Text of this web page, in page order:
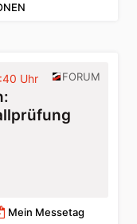
Uhr FORUM
Mein Messetag